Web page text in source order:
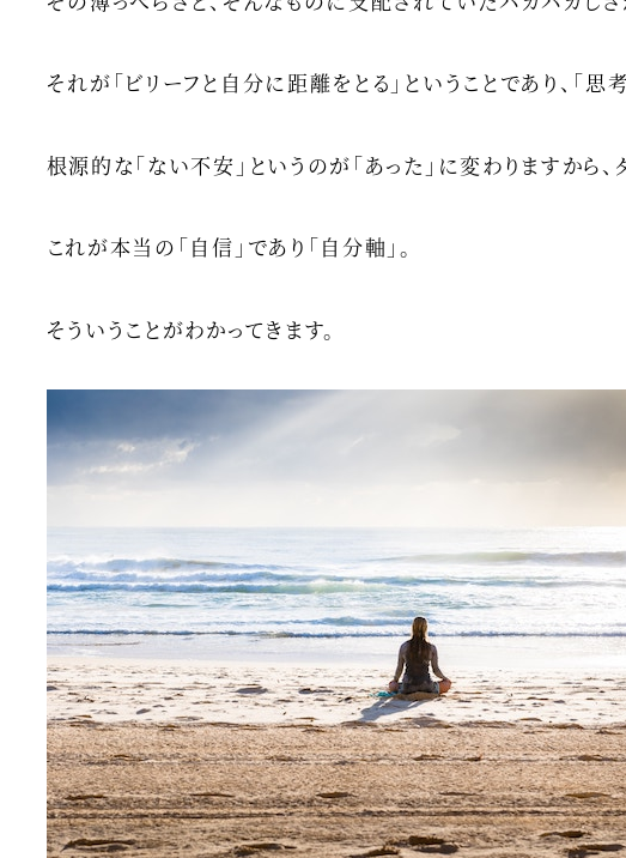
それが「ビリーフと自分に距離をとる」ということであり、「
根源的な「ない不安」というのが「あった」に変わりますから
これが本当の「自信」であり「自分軸」。
そういうことがわかってきます。